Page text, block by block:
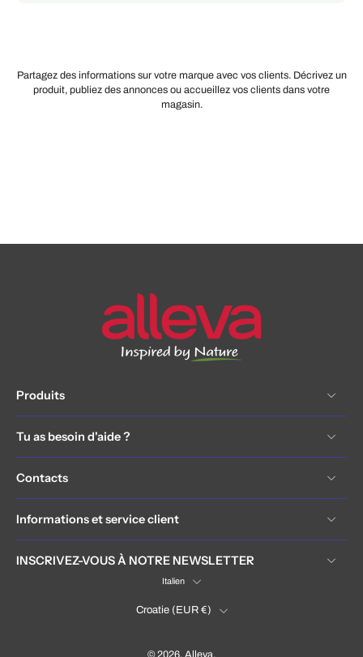
Partagez des informations sur votre marque avec vos clients. Décrivez un
produit, publiez des annonces ou accueillez vos clients dans votre
magasin.
Produits
Tu as besoin d'aide ?
Contacts
Informations et service client
INSCRIVEZ-VOUS À NOTRE NEWSLETTER
Italien
Croatie ‎(EUR €)‎
© 2026, Alleva.